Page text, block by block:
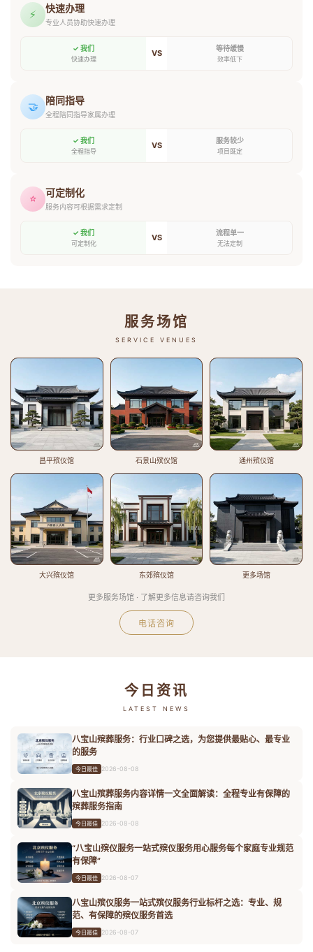
⚡ 快速办理
专业人员协助快速办理
✓ 我们
快速办理
VS 等待缓慢
效率低下
🤝 陪同指导
全程陪同指导家属办理
✓ 我们
全程指导
VS 服务较少
项目既定
⭐ 可定制化
服务内容可根据需求定制
✓ 我们
可定制化
VS 流程单一
无法定制
服务场馆
SERVICE VENUES
昌平殡仪馆 石景山殡仪馆 通州殡仪馆
大兴殡仪馆 东郊殡仪馆 更多场馆
更多服务场馆 · 了解更多信息请咨询我们
电话咨询
今日资讯
LATEST NEWS
八宝山殡葬服务：行业口碑之选，为您提供最贴心、最专业
的服务
今日最佳 2026-08-08
八宝山殡葬服务内容详情一文全面解读：全程专业有保障的
殡葬服务指南
今日最佳 2026-08-08
“八宝山殡仪服务一站式殡仪服务用心服务每个家庭专业规范
有保障”
今日最佳 2026-08-07
八宝山殡仪服务一站式殡仪服务行业标杆之选：专业、规
范、有保障的殡仪服务首选
今日最佳 2026-08-07